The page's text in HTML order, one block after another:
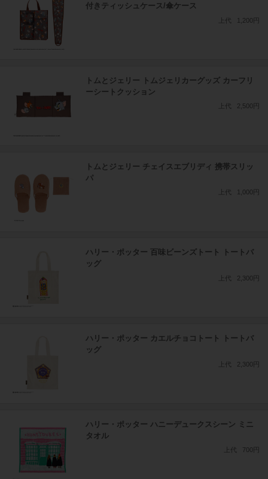
付きティッシュケース/傘ケース
上代 1,200円
トムとジェリー トムジェリカーグッズ カーフリ
ーシートクッション
上代 2,500円
トムとジェリー チェイスエブリディ 携帯スリッ
パ
上代 1,000円
ハリー・ポッター 百味ビーンズトート トートバ
ッグ
上代 2,300円
ハリー・ポッター カエルチョコトート トートバ
ッグ
上代 2,300円
ハリー・ポッター ハニーデュークスシーン ミニ
タオル
上代 700円